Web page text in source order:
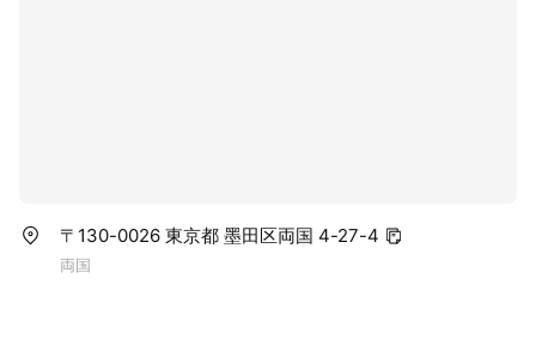
〒130-0026 東京都 墨田区両国 4-27-4
両国